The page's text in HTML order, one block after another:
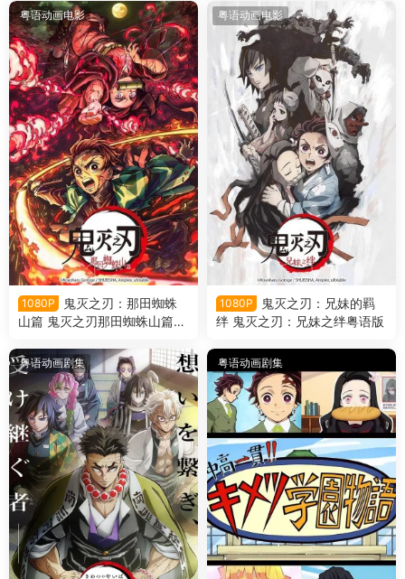
来粤语版
粤语动画电影
1080P
鬼灭之刃：那田蜘蛛
山篇 鬼灭之刃那田蜘蛛山篇粤
粤语动画电影
1080P
鬼灭之刃：兄妹的羁
绊 鬼灭之刃：兄妹之绊粤语版
粤语动画剧集 粤语动画剧集